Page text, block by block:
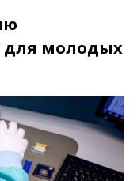
для молодых